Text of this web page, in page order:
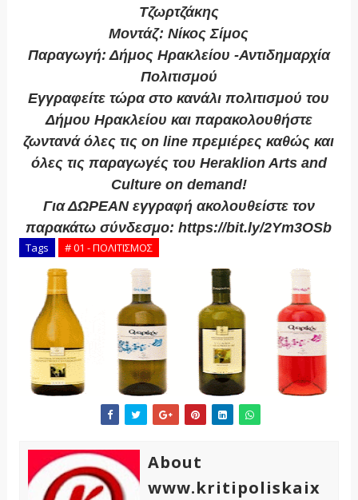
Τζωρτζάκης
Μοντάζ: Νίκος Σίμος
Παραγωγή: Δήμος Ηρακλείου -Αντιδημαρχία
Πολιτισμού
Εγγραφείτε τώρα στο κανάλι πολιτισμού του
Δήμου Ηρακλείου και παρακολουθήστε
ζωντανά όλες τις on line πρεμιέρες καθώς και
όλες τις παραγωγές του Heraklion Arts and
Culture on demand!
Για ΔΩΡΕΑΝ εγγραφή ακολουθείστε τον
παρακάτω σύνδεσμο: https://bit.ly/2Ym3OSb
Tags # 01 - ΠΟΛΙΤΙΣΜΟΣ
About
www.kritipoliskaix